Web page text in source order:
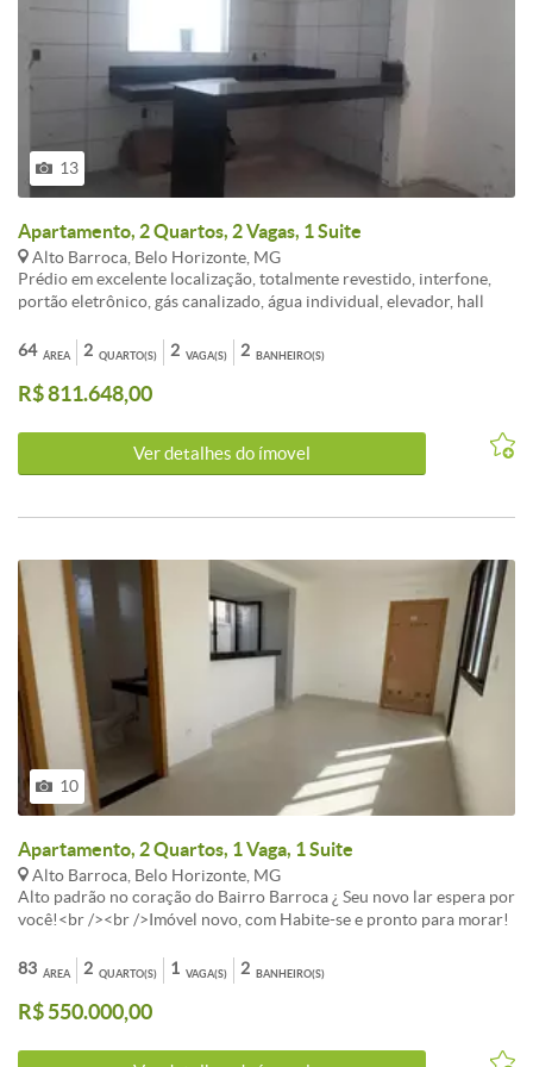
13
Apartamento, 2 Quartos, 2 Vagas, 1 Suite
Alto Barroca, Belo Horizonte, MG
Prédio em excelente localização, totalmente revestido, interfone,
portão eletrônico, gás canalizado, água individual, elevador, hall
próximo a padaria, sacolão, supermercados, lotérica, ponto de
ônibus, táxi e de fácil acesso ao centro. - Apartamento composto de:
- 02 quartos (piso em laminado de madeira); - 01 salão para 02
(piso em cerâmica); - Cozinha americana com bancada em granito
(piso em cerâmica); - Área de serviço, - Área privativa de 35.00
ÁREA
64 QUARTO(S)
2 VAGA(S)
2 BANHEIRO(S)
2
R$ 811.648,00
Ver detalhes do ímovel
10
Apartamento, 2 Quartos, 1 Vaga, 1 Suite
Alto Barroca, Belo Horizonte, MG
Alto padrão no coração do Bairro Barroca ¿ Seu novo lar espera por
você!<br /><br />Imóvel novo, com Habite-se e pronto para morar!
localização, este apartamento é a escolha perfeita!<br /><br />São 2
quartos, sendo 1 suíte, em uma planta inteligente e muito bem
distribuída. <br /><br />O imóvel oferece uma sala ampla integrada
cozinha espaçosa e funcional. A área de serviço também possui
ÁREA
83 QUARTO(S)
2 VAGA(S)
1 BANHEIRO(S)
2
R$ 550.000,00